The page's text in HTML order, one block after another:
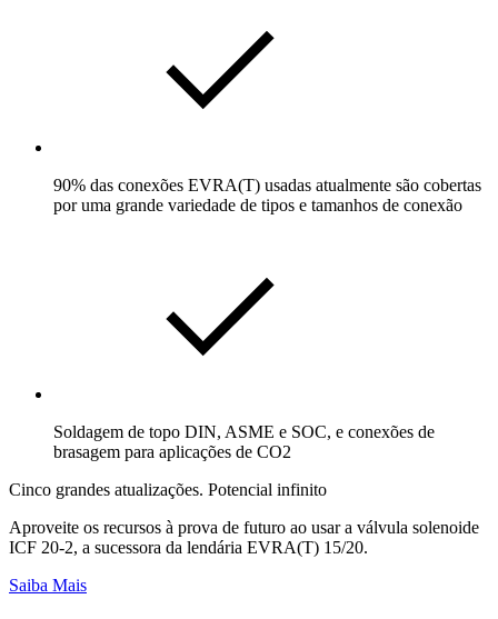
90% das conexões EVRA(T) usadas atualmente são cobertas
por uma grande variedade de tipos e tamanhos de conexão
Soldagem de topo DIN, ASME e SOC, e conexões de
brasagem para aplicações de CO2
Cinco grandes atualizações. Potencial infinito
Aproveite os recursos à prova de futuro ao usar a válvula solenoide
ICF 20-2, a sucessora da lendária EVRA(T) 15/20.
Saiba Mais